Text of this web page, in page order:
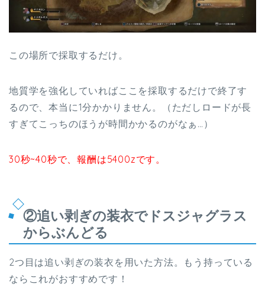
この場所で採取するだけ。
地質学を強化していればここを採取するだけで終了す
るので、本当に1分かかりません。（ただしロードが長
すぎてこっちのほうが時間かかるのがなぁ…）
30秒~40秒で、報酬は5400zです。
②追い剥ぎの装衣でドスジャグラス
からぶんどる
2つ目は追い剥ぎの装衣を用いた方法。もう持っている
ならこれがおすすめです！